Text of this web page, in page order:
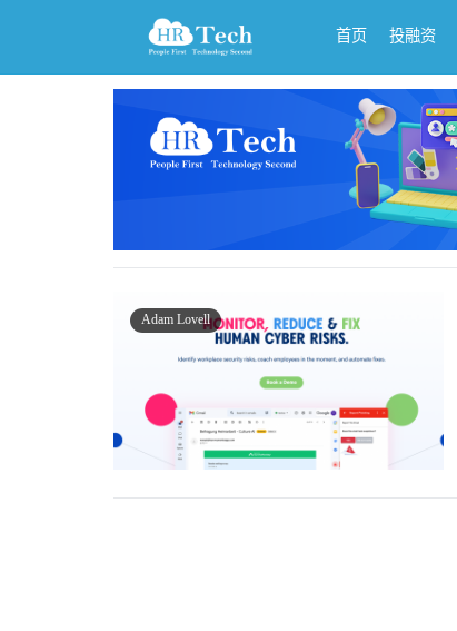
首页 投融资
Adam Lovell